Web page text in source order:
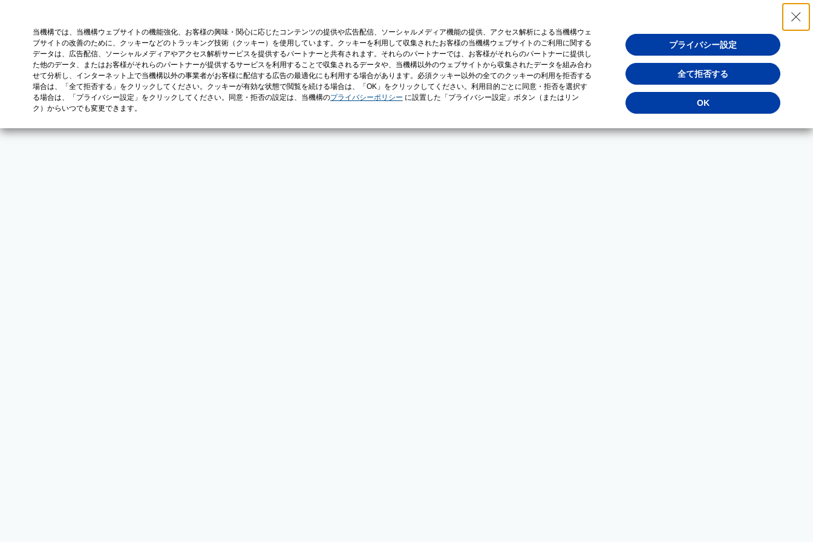
当機構では、当機構ウェブサイトの機能強化、お客様の興味・関心に応じたコンテンツの提供や広告配信、ソーシャルメディア機能の提供、アクセス解析による当機構ウェ
ブサイトの改善のために、クッキーなどのトラッキング技術（クッキー）を使用しています。クッキーを利用して収集されたお客様の当機構ウェブサイトのご利用に関する
データは、広告配信、ソーシャルメディアやアクセス解析サービスを提供するパートナーと共有されます。それらのパートナーでは、お客様がそれらのパートナーに提供し
た他のデータ、またはお客様がそれらのパートナーが提供するサービスを利用することで収集されるデータや、当機構以外のウェブサイトから収集されたデータを組み合わ
せて分析し、インターネット上で当機構以外の事業者がお客様に配信する広告の最適化にも利用する場合があります。必須クッキー以外の全てのクッキーの利用を拒否する
場合は、「全て拒否する」をクリックしてください。クッキーが有効な状態で閲覧を続ける場合は、「OK」をクリックしてください。利用目的ごとに同意・拒否を選択す
る場合は、「プライバシー設定」をクリックしてください。同意・拒否の設定は、当機構のプライバシーポリシー に設置した「プライバシー設定」ボタン（またはリン
ク）からいつでも変更できます。
プライバシー設定
全て拒否する
OK